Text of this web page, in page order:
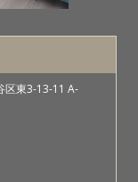
区東3-13-11 A-